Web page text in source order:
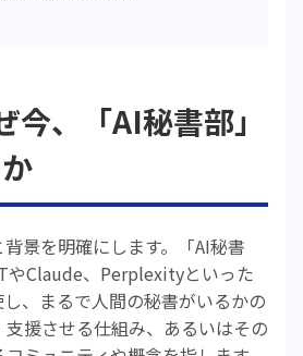
今、「AI秘書部」
景を明確にします。「AI秘書
やClaude、Perplexityといった
、まるで人間の秘書がいるかの
援させる仕組み、あるいはその